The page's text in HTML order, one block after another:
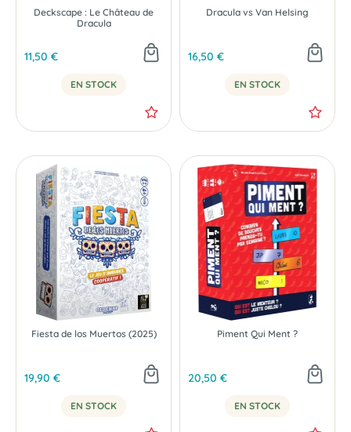
Deckscape : Le Château de
Dracula
11,50 €
EN STOCK
Dracula vs Van Helsing
16,50 €
EN STOCK
Fiesta de los Muertos (2025)
19,90 €
EN STOCK
Piment Qui Ment ?
20,50 €
EN STOCK